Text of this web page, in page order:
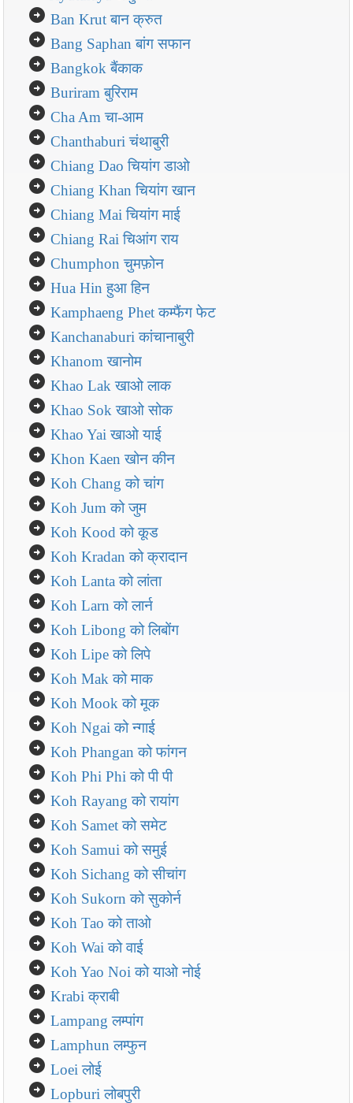
arrow_circle_right Ban Krut बान क्रुत
arrow_circle_right Bang Saphan बांग सफान
arrow_circle_right Bangkok बैंकाक
arrow_circle_right Buriram बुरिराम
arrow_circle_right Cha Am चा-आम
arrow_circle_right Chanthaburi चंथाबुरी
arrow_circle_right Chiang Dao चियांग डाओ
arrow_circle_right Chiang Khan चियांग खान
arrow_circle_right Chiang Mai चियांग माई
arrow_circle_right Chiang Rai चिआंग राय
arrow_circle_right Chumphon चुमफ़ोन
arrow_circle_right Hua Hin हुआ हिन
arrow_circle_right Kamphaeng Phet कम्फैंग फेट
arrow_circle_right Kanchanaburi कांचानाबुरी
arrow_circle_right Khanom खानोम
arrow_circle_right Khao Lak खाओ लाक
arrow_circle_right Khao Sok खाओ सोक
arrow_circle_right Khao Yai खाओ याई
arrow_circle_right Khon Kaen खोन कीन
arrow_circle_right Koh Chang को चांग
arrow_circle_right Koh Jum को जुम
arrow_circle_right Koh Kood को कूड
arrow_circle_right Koh Kradan को क्रादान
arrow_circle_right Koh Lanta को लांता
arrow_circle_right Koh Larn को लार्न
arrow_circle_right Koh Libong को लिबोंग
arrow_circle_right Koh Lipe को लिपे
arrow_circle_right Koh Mak को माक
arrow_circle_right Koh Mook को मूक
arrow_circle_right Koh Ngai को न्गाई
arrow_circle_right Koh Phangan को फांगन
arrow_circle_right Koh Phi Phi को पी पी
arrow_circle_right Koh Rayang को रायांग
arrow_circle_right Koh Samet को समेट
arrow_circle_right Koh Samui को समुई
arrow_circle_right Koh Sichang को सीचांग
arrow_circle_right Koh Sukorn को सुकोर्न
arrow_circle_right Koh Tao को ताओ
arrow_circle_right Koh Wai को वाई
arrow_circle_right Koh Yao Noi को याओ नोई
arrow_circle_right Krabi क्राबी
arrow_circle_right Lampang लम्पांग
arrow_circle_right Lamphun लम्फुन
arrow_circle_right Loei लोई
arrow_circle_right Lopburi लोबपुरी